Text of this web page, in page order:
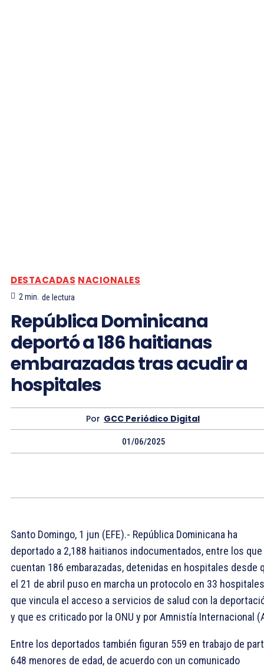
DESTACADAS NACIONALES
2min. de lectura
República Dominicana
deportó a 186 haitianas
embarazadas tras acudir a
hospitales
Por GCC Periódico Digital
01/06/2025
Santo Domingo, 1 jun (EFE).- República Dominicana ha
deportado a 2,188 haitianos indocumentados, entre los
cuentan 186 embarazadas, detenidas en hospitales desde
el 21 de abril puso en marcha un protocolo en 33 hospitales
que vincula el acceso a servicios de salud con la
y que es criticado por la ONU y por Amnistía Internacional
Entre los deportados también figuran 559 en trabajo de
648 menores de edad, de acuerdo con un comunicado